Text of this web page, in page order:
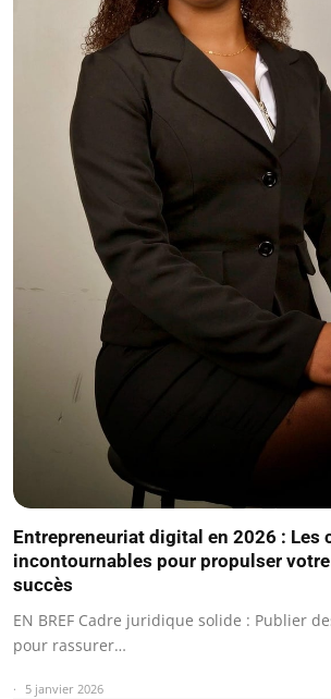
Entrepreneuriat digital en 2026 : Les
incontournables pour propulser
succès
EN BREF Cadre juridique solide : Publier
pour rassurer…
5 janvier 2026